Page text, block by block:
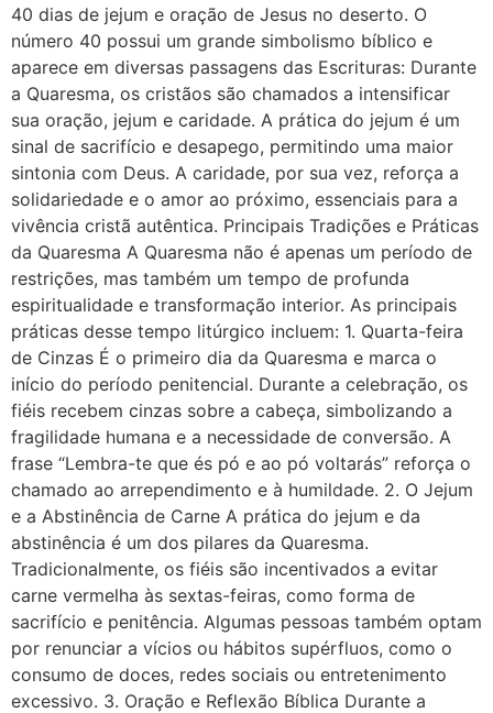
40 dias de jejum e oração de Jesus no deserto. O
número 40 possui um grande simbolismo bíblico e
aparece em diversas passagens das Escrituras: Durante
a Quaresma, os cristãos são chamados a intensificar
sua oração, jejum e caridade. A prática do jejum é um
sinal de sacrifício e desapego, permitindo uma maior
sintonia com Deus. A caridade, por sua vez, reforça a
solidariedade e o amor ao próximo, essenciais para a
vivência cristã autêntica. Principais Tradições e Práticas
da Quaresma A Quaresma não é apenas um período de
restrições, mas também um tempo de profunda
espiritualidade e transformação interior. As principais
práticas desse tempo litúrgico incluem: 1. Quarta-feira
de Cinzas É o primeiro dia da Quaresma e marca o
início do período penitencial. Durante a celebração, os
fiéis recebem cinzas sobre a cabeça, simbolizando a
fragilidade humana e a necessidade de conversão. A
frase “Lembra-te que és pó e ao pó voltarás” reforça o
chamado ao arrependimento e à humildade. 2. O Jejum
e a Abstinência de Carne A prática do jejum e da
abstinência é um dos pilares da Quaresma.
Tradicionalmente, os fiéis são incentivados a evitar
carne vermelha às sextas-feiras, como forma de
sacrifício e penitência. Algumas pessoas também optam
por renunciar a vícios ou hábitos supérfluos, como o
consumo de doces, redes sociais ou entretenimento
excessivo. 3. Oração e Reflexão Bíblica Durante a